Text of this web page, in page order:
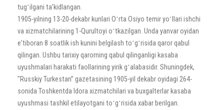
tugʻilgani taʼkidlangan.
1905-yilning 13-20-dekabr kunlari Oʻrta Osiyo temir yoʻllari ishchi
va xizmatchilarining 1-Qurultoyi oʻtkazilgan. Unda yanvar oyidan
eʼtiboran 8 soatlik ish kunini belgilash toʻgʻrisida qaror qabul
qilingan. Ushbu tarixiy qarorning qabul qilinganligi kasaba
uyushmalari harakati faollarining yirik gʻalabasidir. Shuningdek,
"Russkiy Turkestan” gazetasining 1905-yil dekabr oyidagi 264-
sonida Toshkentda Idora xizmatchilari va buxgalterlar kasaba
uyushmasi tashkil etilayotgani toʻgʻrisida xabar berilgan.